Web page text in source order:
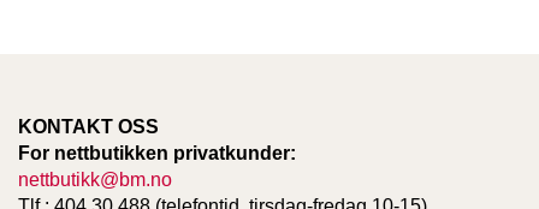
KONTAKT OSS
For nettbutikken privatkunder:
nettbutikk@bm.no